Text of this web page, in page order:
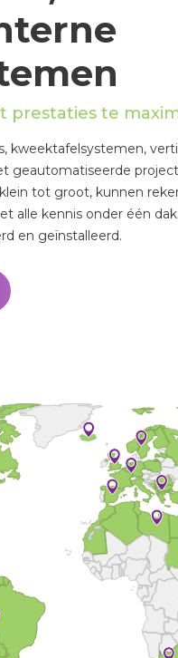
te
kweektafelsystemen,
geautomatiseerde
tot groot, kunnen
alle kennis onder één
en geïnstalleerd.